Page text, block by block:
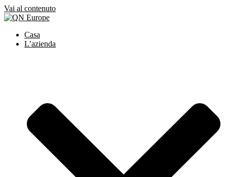
Vai al contenuto
Casa
L’azienda